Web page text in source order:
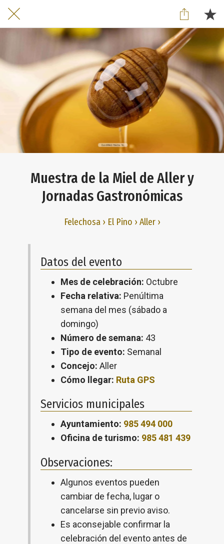
Muestra de la Miel de Aller y
Jornadas Gastronómicas
Felechosa › El Pino › Aller ›
Datos del evento
Mes de celebración: Octubre
Fecha relativa: Penúltima
semana del mes (sábado a
domingo)
Número de semana: 43
Tipo de evento: Semanal
Concejo: Aller
Cómo llegar: Ruta GPS
Servicios municipales
Ayuntamiento: 985 494 000
Oficina de turismo: 985 481 439
Observaciones:
Algunos eventos pueden
cambiar de fecha, lugar o
cancelarse sin previo aviso.
Es aconsejable confirmar la
celebración del evento antes de